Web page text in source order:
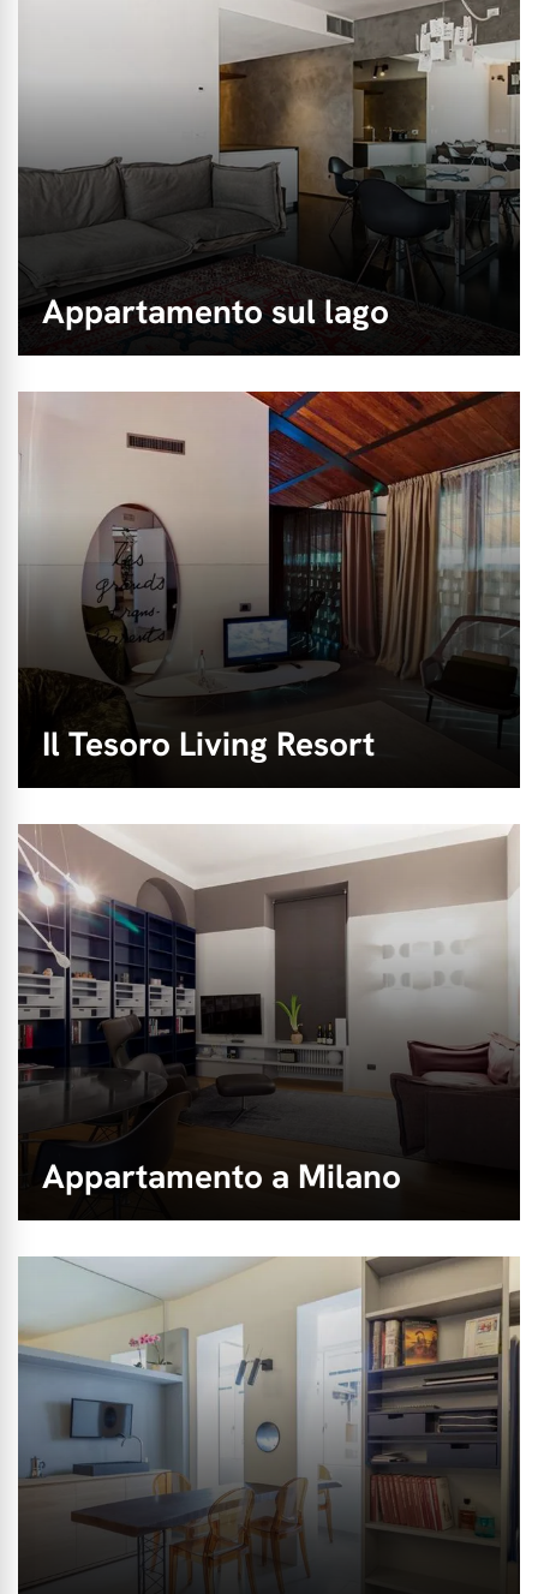
Appartamento sul lago
Il Tesoro Living Resort
Appartamento a Milano